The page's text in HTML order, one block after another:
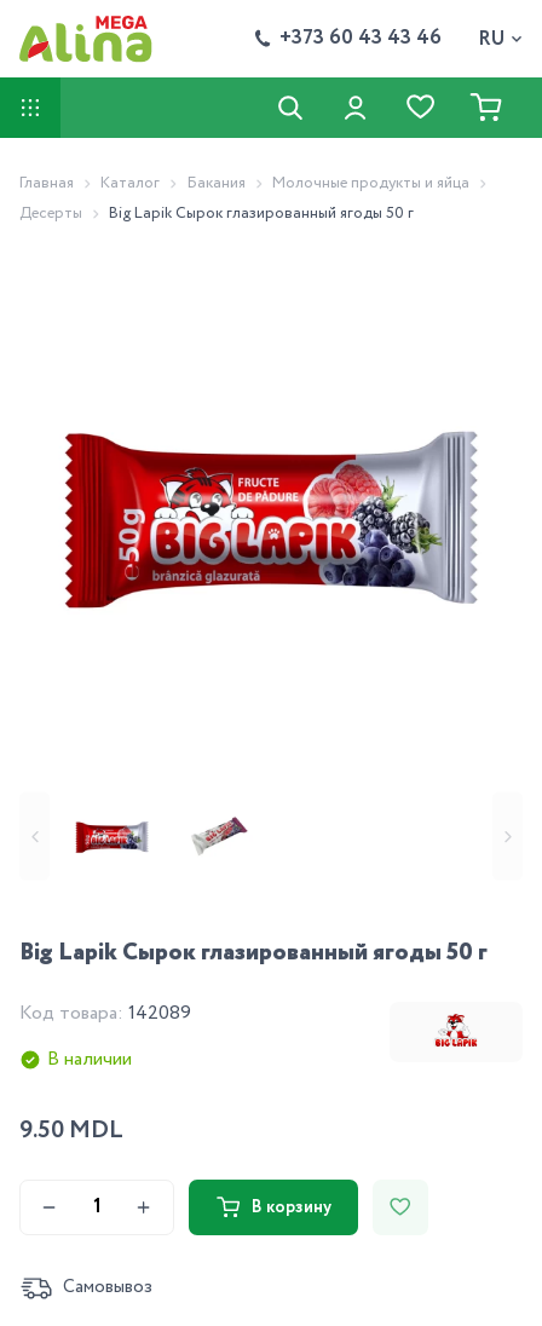
+373 60 43 43 46 RU
Главная Каталог Бакания
Молочные продукты и яйца
Десерты
Big Lapik Сырок глазированный ягоды 50 г
Big Lapik Сырок глазированный ягоды 50 г
Код товара: 142089
В наличии
9.50 MDL
В корзину
Самовывоз